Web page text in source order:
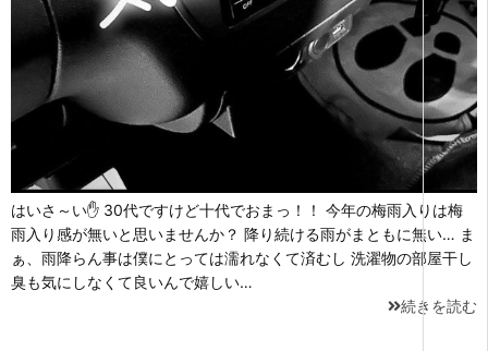
はいさ～い✋ 30代ですけど十代でおまっ！！ 今年の梅雨入りは梅
雨入り感が無いと思いませんか？ 降り続ける雨がまともに無い… ま
ぁ、雨降らん事は僕にとっては濡れなくて済むし 洗濯物の部屋干し
臭も気にしなくて良いんで嬉しい…
続きを読む